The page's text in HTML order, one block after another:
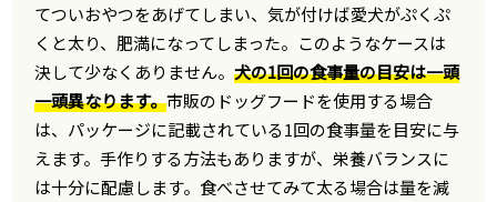
てついおやつをあげてしまい、気が付けば愛犬がぷくぷ
くと太り、肥満になってしまった。このようなケースは
決して少なくありません。犬の1回の食事量の目安は一頭
一頭異なります。市販のドッグフードを使用する場合
は、パッケージに記載されている1回の食事量を目安に与
えます。手作りする方法もありますが、栄養バランスに
は十分に配慮します。食べさせてみて太る場合は量を減